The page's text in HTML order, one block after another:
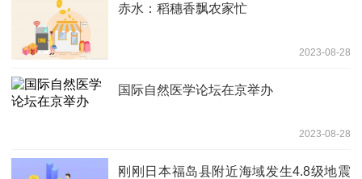
赤水：稻穗香飘农家忙
2023-08-28
国际自然医学论坛在京举办
2023-08-28
刚刚日本福岛县附近海域发生4.8级地震